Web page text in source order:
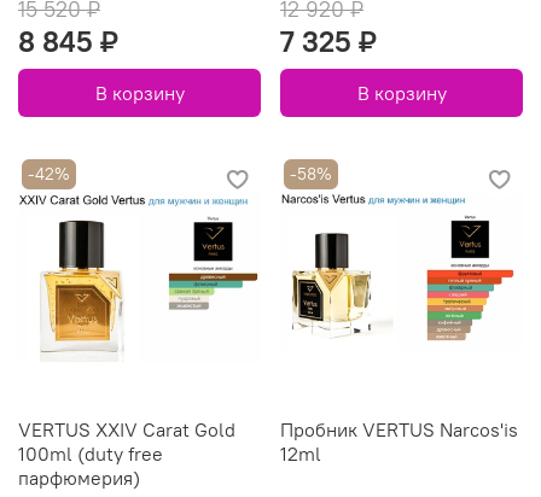
15 520 ₽
8 845 ₽
В корзину
12 920 ₽
7 325 ₽
В корзину
-42%
VERTUS XXIV Carat Gold
100ml (duty free
парфюмерия)
-58%
Пробник VERTUS Narcos'is
12ml